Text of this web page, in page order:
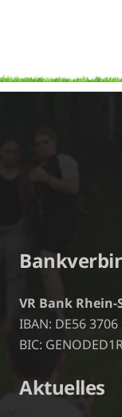
VR Bank Rhein-
IBAN: DE56
BIC:
Aktuelles